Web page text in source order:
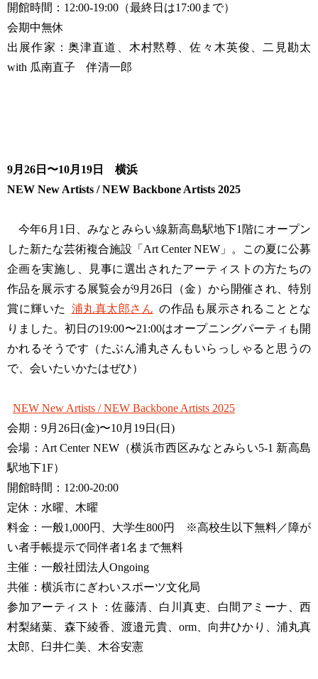
開館時間：12:00-19:00（最終日は17:00まで）
会期中無休
出展作家：奥津直道、木村黙尊、佐々木英俊、二見勘太
with 瓜南直子 伴清一郎
9月26日〜10月19日 横浜
NEW New Artists / NEW Backbone Artists 2025
今年6月1日、みなとみらい線新高島駅地下1階にオープン
した新たな芸術複合施設「Art Center NEW」。この夏に公募
企画を実施し、見事に選出されたアーティストの方たちの
作品を展示する展覧会が9月26日（金）から開催され、特別
賞に輝いた
浦丸真太郎さん の作品も展示されることとな
りました。初日の19:00〜21:00はオープニングパーティも開
かれるそうです（たぶん浦丸さんもいらっしゃると思うの
で、会いたいかたはぜひ）
NEW New Artists / NEW Backbone Artists 2025
会期：9月26日(金)〜10月19日(日)
会場：Art Center NEW（横浜市西区みなとみらい5-1 新高島
駅地下1F）
開館時間：12:00-20:00
定休：水曜、木曜
料金：一般1,000円、大学生800円 ※高校生以下無料／障が
い者手帳提示で同伴者1名まで無料
主催：一般社団法人Ongoing
共催：横浜市にぎわいスポーツ文化局
参加アーティスト：佐藤清、白川真吏、白間アミーナ、西
村梨緒葉、森下綾香、渡邉元貴、orm、向井ひかり、浦丸真
太郎、臼井仁美、木谷安憲